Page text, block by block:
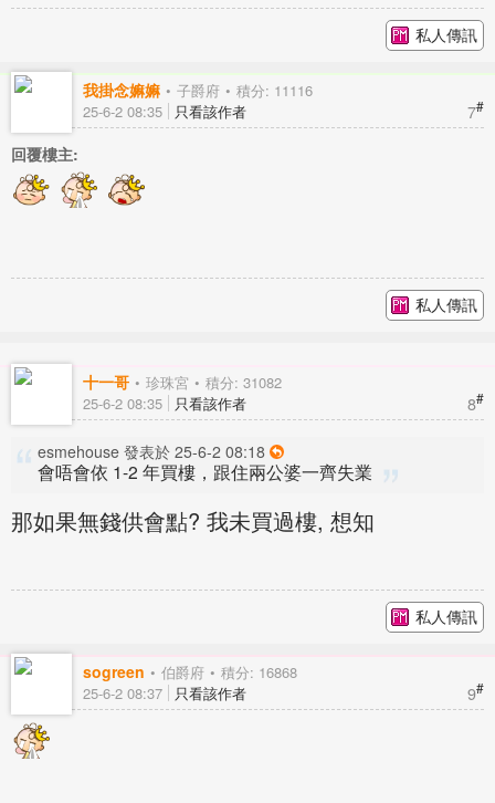
私人傳訊
我掛念嫲嫲 子爵府 積分: 11116
7#
25-6-2 08:35 只看該作者
回覆樓主:
私人傳訊
十一哥 珍珠宮 積分: 31082
8#
25-6-2 08:35 只看該作者
esmehouse 發表於 25-6-2 08:18
會唔會依 1-2 年買樓，跟住兩公婆一齊失業
那如果無錢供會點? 我未買過樓, 想知
私人傳訊
sogreen 伯爵府 積分: 16868
9#
25-6-2 08:37 只看該作者